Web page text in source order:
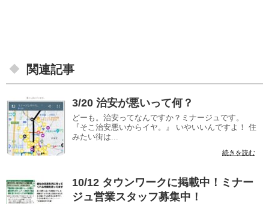
関連記事
3/20 治安が悪いって何？
どーも。治安ってなんですか？ミナージュです。
『そこ治安悪いからイヤ。』 いやいいんですよ！ 住
みたい街は...
続きを読む
10/12 タウンワークに掲載中！ミナー
ジュ営業スタッフ募集中！